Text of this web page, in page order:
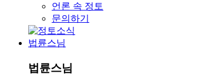
언론 속 정토
문의하기
법륜스님
법륜스님